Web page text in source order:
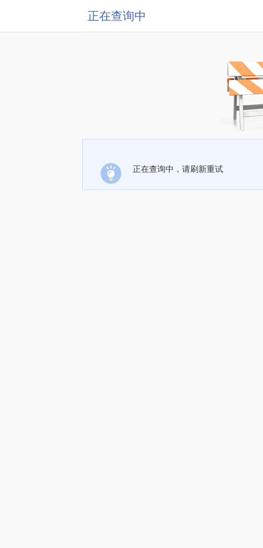
正在查询中
正在查询中，请刷新重试